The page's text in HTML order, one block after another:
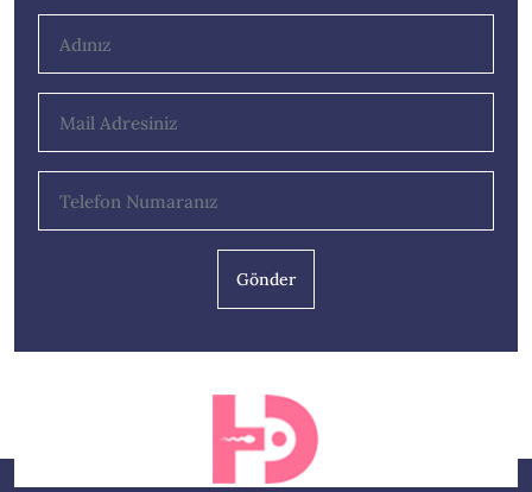
Gönder